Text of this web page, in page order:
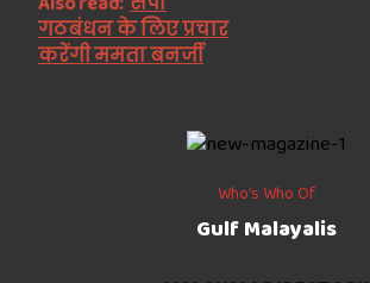
गठबंधन के लिए प्रचार
करेंगी ममता बनर्जी
Who’s Who Of
Gulf Malayalis